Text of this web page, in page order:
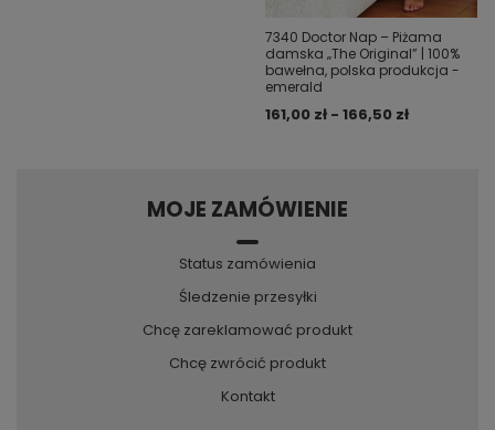
7340 Doctor Nap – Piżama
damska „The Original” | 100%
bawełna, polska produkcja -
emerald
161,00 zł - 166,50 zł
MOJE ZAMÓWIENIE
Status zamówienia
Śledzenie przesyłki
Chcę zareklamować produkt
Chcę zwrócić produkt
Kontakt